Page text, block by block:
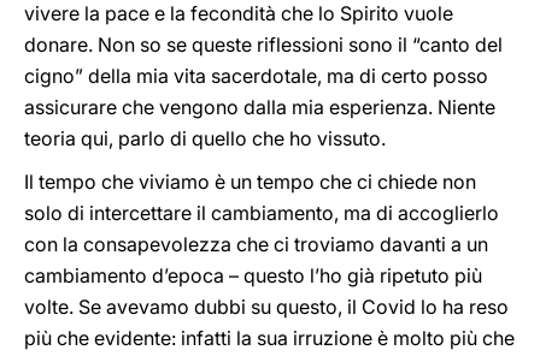
vivere la pace e la fecondità che lo Spirito vuole
donare. Non so se queste riflessioni sono il “canto del
cigno” della mia vita sacerdotale, ma di certo posso
assicurare che vengono dalla mia esperienza. Niente
teoria qui, parlo di quello che ho vissuto.
Il tempo che viviamo è un tempo che ci chiede non
solo di intercettare il cambiamento, ma di accoglierlo
con la consapevolezza che ci troviamo davanti a un
cambiamento d’epoca – questo l’ho già ripetuto più
volte. Se avevamo dubbi su questo, il Covid lo ha reso
più che evidente: infatti la sua irruzione è molto più che